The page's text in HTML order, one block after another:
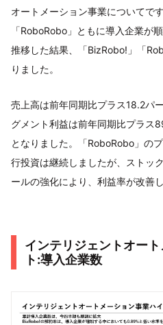
オートメーション事業についてで
「RoboRobo」ともに導入企業が
推移した結果、「BizRobo!」「
りました。
売上高は前年同期比プラス18.2パ
グメント利益は前年同期比プラ
となりました。「RoboRobo」の
行投資は継続しましたが、ストッ
ールの強化により、利益率が改善し
インテリジェントオー
ト:導入企業数